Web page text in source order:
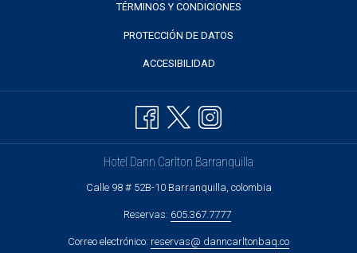
TÉRMINOS Y CONDICIONES
PROTECCIÓN DE DATOS
ACCESIBILIDAD
Hotel Dann Carlton Barranquilla
Calle 98 # 52B-10 Barranquilla, colombia
Reservas: 605.367.7777
Correo electrónico: reservas@ danncarltonbaq.co